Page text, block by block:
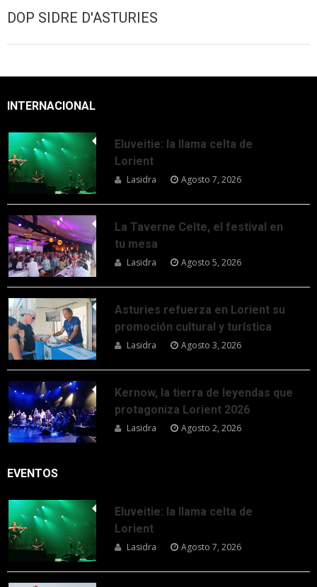
DOP SIDRE D'ASTURIES
INTERNACIONAL
Eluveitie: la llama celta de
Lorient
Lasidra Agosto 7, 2026
La Taverne Celte, el festival en
tu mesa
Lasidra Agosto 5, 2026
Asturies refuerza en Lorient su
promoción cultural y turística
Lasidra Agosto 3, 2026
Kernow, la tierra de leyendas que
protagoniza Lorient 2026
Lasidra Agosto 2, 2026
EVENTOS
Eluveitie: la llama celta de
Lorient
Lasidra Agosto 7, 2026